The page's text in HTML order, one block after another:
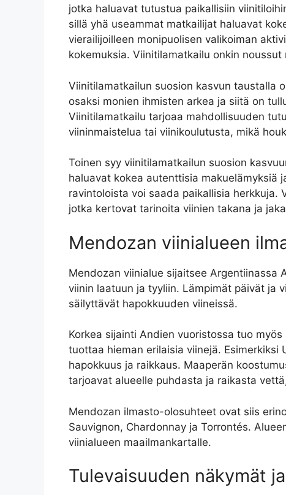
jotka haluavat tutustua paikallisiin
sillä yhä useammat matkailijat haluavat
vierailijoilleen monipuolisen valikoiman
kokemuksia. Viinitilamatkailu onkin
Viinitilamatkailun suosion kasvun taustalla
osaksi monien ihmisten arkea ja siitä on
Viinitilamatkailu tarjoaa mahdollisuuden
viininmaistelua tai viinikoulutusta, mikä
Toinen syy viinitilamatkailun suosion
haluavat kokea autenttisia makuelämyksiä
ravintoloista voi saada paikallisia herkkuja.
jotka kertovat tarinoita viinien takana ja
Mendozan viinialueen
Mendozan viinialue sijaitsee Argentiinassa
viinin laatuun ja tyyliin. Lämpimät päivät ja
säilyttävät hapokkuuden viineissä.
Korkea sijainti Andien vuoristossa tuo
tuottaa hieman erilaisia viinejä.
hapokkuus ja raikkaus. Maaperän
tarjoavat alueelle puhdasta ja raikasta
Mendozan ilmasto-olosuhteet ovat siis
Sauvignon, Chardonnay ja Torrontés.
viinialueen maailmankartalle.
Tulevaisuuden näkymät